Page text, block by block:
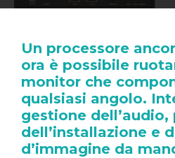
Un processore
ora è possibile
monitor che
qualsiasi angolo.
gestione dell’audio,
dell’installazione e
d’immagine da